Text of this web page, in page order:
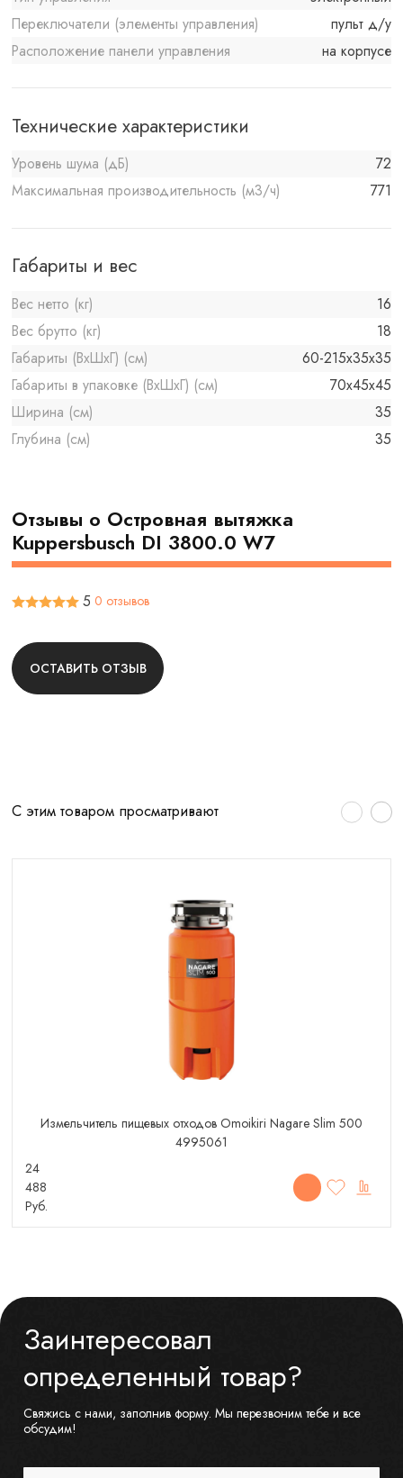
Переключатели (элементы управления)
пульт д/у
Расположение панели управления
на корпусе
Технические характеристики
Уровень шума (дБ)
72
Максимальная производительность (м3/ч)
771
Габариты и вес
Вес нетто (кг)
16
Вес брутто (кг)
18
Габариты (ВхШхГ) (см)
60-215x35x35
Габариты в упаковке (ВхШхГ) (см)
70x45x45
Ширина (см)
35
Глубина (см)
35
Отзывы о Островная вытяжка
Kuppersbusch DI 3800.0 W7
5 0 отзывов
ОСТАВИТЬ ОТЗЫВ
С этим товаром просматривают
Измельчитель пищевых отходов Omoikiri Nagare Slim 500
4995061
24
488
Руб.
Заинтересовал
определенный товар?
Свяжись с нами, заполнив форму. Мы перезвоним тебе и все
обсудим!